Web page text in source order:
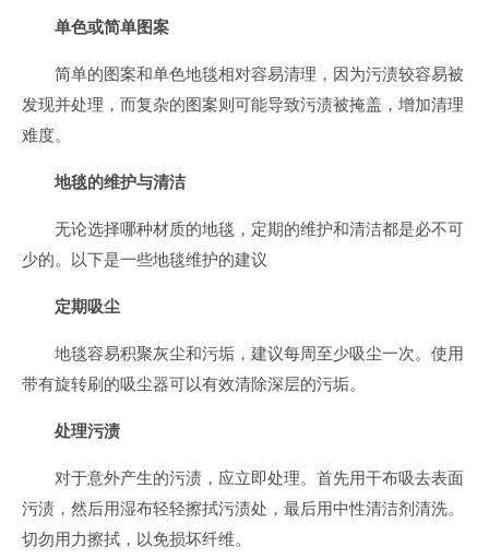
单色或简单图案
简单的图案和单色地毯相对容易清理，因为污渍较容易被
发现并处理，而复杂的图案则可能导致污渍被掩盖，增加清理
难度。
地毯的维护与清洁
无论选择哪种材质的地毯，定期的维护和清洁都是必不可
少的。以下是一些地毯维护的建议
定期吸尘
地毯容易积聚灰尘和污垢，建议每周至少吸尘一次。使用
带有旋转刷的吸尘器可以有效清除深层的污垢。
处理污渍
对于意外产生的污渍，应立即处理。首先用干布吸去表面
污渍，然后用湿布轻轻擦拭污渍处，最后用中性清洁剂清洗。
切勿用力擦拭，以免损坏纤维。